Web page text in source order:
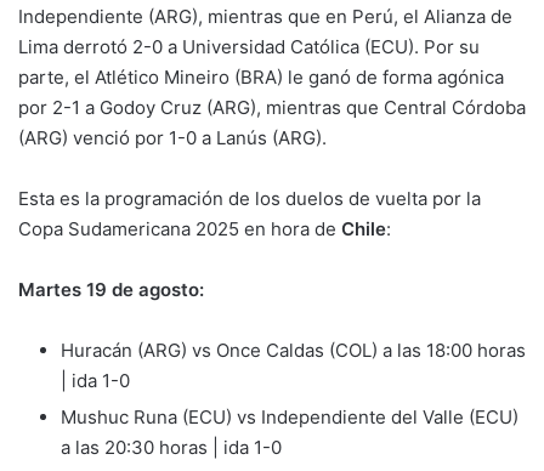
Independiente (ARG), mientras que en Perú, el Alianza de
Lima derrotó 2-0 a Universidad Católica (ECU). Por su
parte, el Atlético Mineiro (BRA) le ganó de forma agónica
por 2-1 a Godoy Cruz (ARG), mientras que Central Córdoba
(ARG) venció por 1-0 a Lanús (ARG).
Esta es la programación de los duelos de vuelta por la
Copa Sudamericana 2025 en hora de Chile:
Martes 19 de agosto:
Huracán (ARG) vs Once Caldas (COL) a las 18:00 horas
| ida 1-0
Mushuc Runa (ECU) vs Independiente del Valle (ECU)
a las 20:30 horas | ida 1-0